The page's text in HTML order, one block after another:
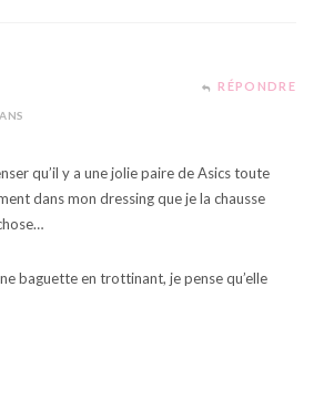
RÉPONDRE
qu’il y a une jolie paire de Asics toute
dans mon dressing que je la chausse
baguette en trottinant, je pense qu’elle